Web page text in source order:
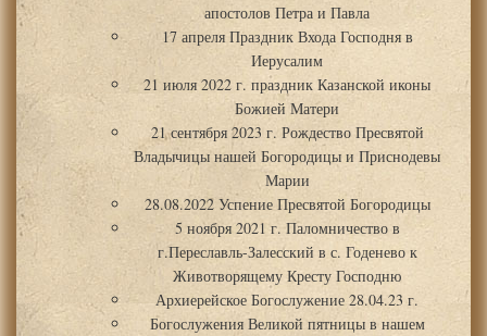
апостолов Петра и Павла
17 апреля Праздник Входа Господня в
Иерусалим
21 июля 2022 г. праздник Казанской иконы
Божией Матери
21 сентября 2023 г. Рождество Пресвятой
Владычицы нашей Богородицы и Приснодевы
Марии
28.08.2022 Успение Пресвятой Богородицы
5 ноября 2021 г. Паломничество в
г.Переславль-Залесский в с. Годенево к
Животворящему Кресту Господню
Архиерейское Богослужение 28.04.23 г.
Богослужения Великой пятницы в нашем